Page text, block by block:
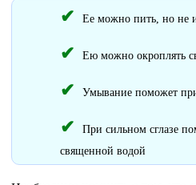
Ее можно пить, но не
Ею можно окроплять
Умывание поможет
При сильном сглазе
священной водой